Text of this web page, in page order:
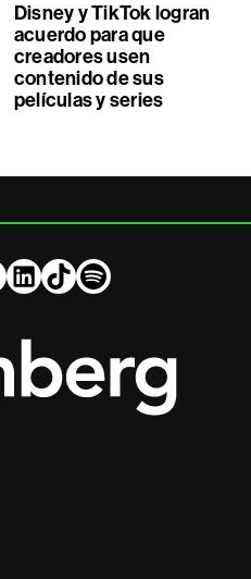
Disney y TikTok logran
acuerdo para que
creadores usen
contenido de sus
películas y series